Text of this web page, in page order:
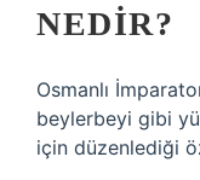
NEDIR?
Osmanlı
beylerbeyi gibi
için düzenlediği